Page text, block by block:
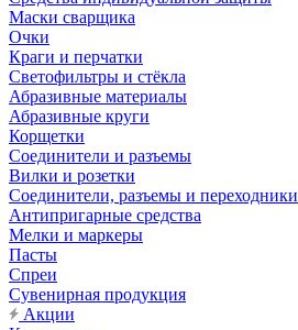
Маски сварщика
Очки
Краги и перчатки
Светофильтры и стёкла
Абразивные материалы
Абразивные круги
Корщетки
Соединители и разъемы
Вилки и розетки
Соединители, разъемы и переходники
Антипригарные средства
Мелки и маркеры
Пасты
Спреи
Сувенирная продукция
Акции